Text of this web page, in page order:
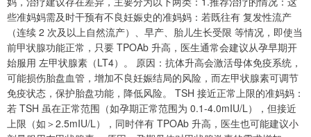
些准妈妈需及时干预有不良妊娠史的准妈妈：若既往有 复发性流产
（连续 2 次及以上自然流产）、早产、胎儿生长受限 等情况，即使当
前甲状腺功能正常，只要 TPOAb 升高，医生通常会建议从孕早期开
始服用 左甲状腺素（LT4）。 原因：抗体升高会激活母体免疫系统，
可能损伤胎盘血管，增加不良妊娠结局的风险，而左甲状腺素可调节
免疫状态，保护胎盘功能，降低风险。 TSH 接近正常上限的准妈妈：
若 TSH 虽在正常范围（如孕期正常范围为 0.1-4.0mIU/L），但接近
上限（如＞2.5mIU/L），同时伴有 TPOAb 升高，医生也可能建议小